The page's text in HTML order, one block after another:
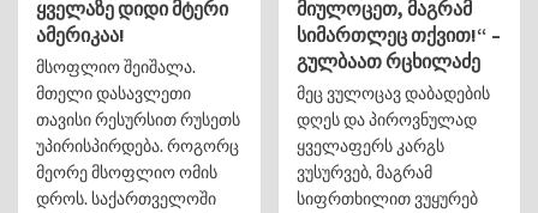
ყველაზე დიდი მტერი
ამერიკაა!
მსოფლიო შეიშალა.
მთელი დასავლეთი
თავისი რესურსით რუსეთს
უპირისპირდება. როგორც
მეორე მსოფლიო ომის
დროს. საქართველოში
მიულოცეთ, მაგრამ
სიმართლეც თქვით!“ –
გულბაათ რცხილაძე
მეც ვულოცავ დაბადების
დღეს და პიროვნულად
ყველაფერს კარგს
ვუსურვებ, მაგრამ
სიფრთხილით ვუყურებ